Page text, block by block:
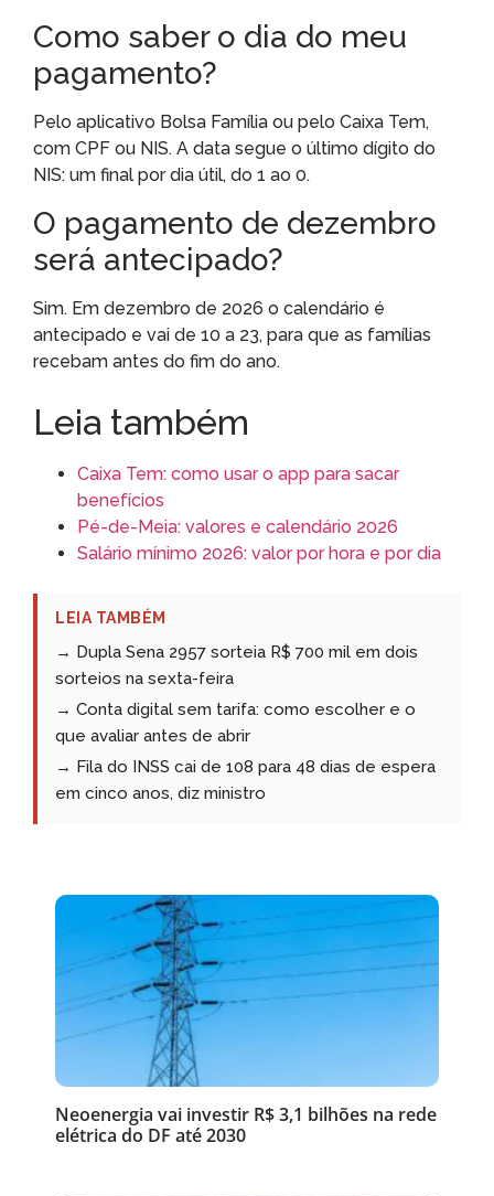
Como saber o dia do meu
pagamento?
Pelo aplicativo Bolsa Família ou pelo Caixa Tem,
com CPF ou NIS. A data segue o último dígito do
NIS: um final por dia útil, do 1 ao 0.
O pagamento de dezembro
será antecipado?
Sim. Em dezembro de 2026 o calendário é
antecipado e vai de 10 a 23, para que as famílias
recebam antes do fim do ano.
Leia também
Caixa Tem: como usar o app para sacar
benefícios
Pé-de-Meia: valores e calendário 2026
Salário mínimo 2026: valor por hora e por dia
LEIA TAMBÉM
→ Dupla Sena 2957 sorteia R$ 700 mil em dois
sorteios na sexta-feira
→ Conta digital sem tarifa: como escolher e o
que avaliar antes de abrir
→ Fila do INSS cai de 108 para 48 dias de espera
em cinco anos, diz ministro
Neoenergia vai investir R$ 3,1 bilhões na rede
elétrica do DF até 2030